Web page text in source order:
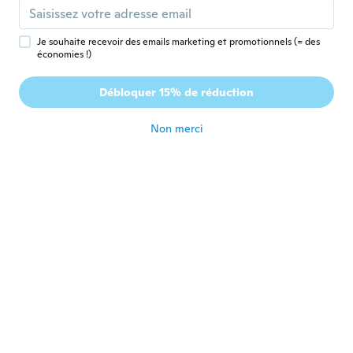
R Roxane
Just what I wanted and arrived early thank
Je souhaite recevoir des emails marketing et promotionnels (= des
économies !)
Débloquer 15% de réduction
Non merci